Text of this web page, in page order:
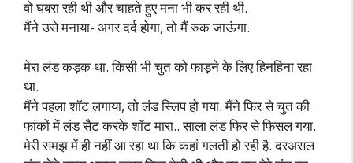
वो घबरा रही थी और चाहते हुए मना भी कर रही थी.
मैंने उसे मनाया- अगर दर्द होगा, तो मैं रुक जाऊंगा.
मेरा लंड कड़क था. किसी भी चुत को फाड़ने के लिए हिनहिना रहा
था.
मैंने पहला शॉट लगाया, तो लंड स्लिप हो गया. मैंने फिर से चुत की
फांकों में लंड सैट करके शॉट मारा.. साला लंड फिर से फिसल गया.
मेरी समझ में ही नहीं आ रहा था कि कहां गलती हो रही है. दरअसल